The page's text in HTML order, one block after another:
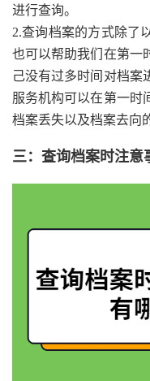
进行查询。
2.查询档案的方式除了
也可以帮助我们在第一
己没有过多时间对档案
服务机构可以在第一时
档案丢失以及档案去向
三：查询档案时注意